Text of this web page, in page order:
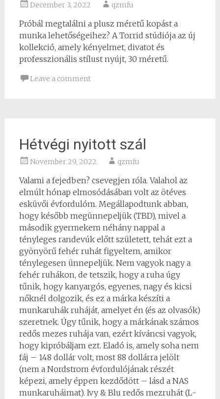
December 3, 2022 qzmfu
Próbál megtalálni a plusz méretű kopást a
munka lehetőségeihez? A Torrid stúdiója az új
kollekció, amely kényelmet, divatot és
professzionális stílust nyújt, 30 méretű.
Leave a comment
Hétvégi nyitott szál
November 29, 2022 qzmfu
Valami a fejedben? csevegjen róla. Valahol az
elmúlt hónap elmosódásában volt az ötéves
esküvői évfordulóm. Megállapodtunk abban,
hogy később megünnepeljük (TBD), mivel a
második gyermekem néhány nappal a
tényleges randevúk előtt született, tehát ezt a
gyönyörű fehér ruhát figyeltem, amikor
ténylegesen ünnepeljük. Nem vagyok nagy a
fehér ruhákon, de tetszik, hogy a ruha úgy
tűnik, hogy kanyargós, egyenes, nagy és kicsi
nőknél dolgozik, és ez a márka készíti a
munkaruhák ruháját, amelyet én (és az olvasók)
szeretnek. Úgy tűnik, hogy a márkának számos
redős mezes ruhája van, ezért kíváncsi vagyok,
hogy kipróbáljam ezt. Eladó is, amely soha nem
fáj – 148 dollár volt, most 88 dollárra jelölt
(nem a Nordstrom évfordulójának részét
képezi, amely éppen kezdődött – lásd a NAS
munkaruháimat). Ivy & Blu redős mezruhát (L-